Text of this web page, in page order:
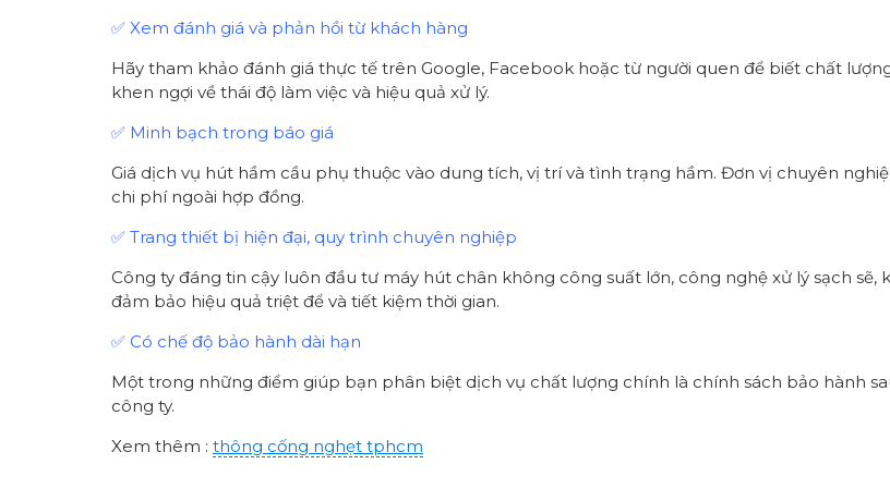
✅ Xem đánh giá và phản hồi từ khách hàng
Hãy tham khảo đánh giá thực tế trên Google, Facebook hoặc từ người quen để biết chất
khen ngợi về thái độ làm việc và hiệu quả xử lý.
✅ Minh bạch trong báo giá
Giá dịch vụ hút hầm cầu phụ thuộc vào dung tích, vị trí và tình trạng hầm. Đơn vị chuyên
chi phí ngoài hợp đồng.
✅ Trang thiết bị hiện đại, quy trình chuyên nghiệp
Công ty đáng tin cậy luôn đầu tư máy hút chân không công suất lớn, công nghệ xử lý sạch sẽ,
đảm bảo hiệu quả triệt để và tiết kiệm thời gian.
✅ Có chế độ bảo hành dài hạn
Một trong những điểm giúp bạn phân biệt dịch vụ chất lượng chính là chính sách bảo hành
công ty.
Xem thêm : thông cống nghẹt tphcm